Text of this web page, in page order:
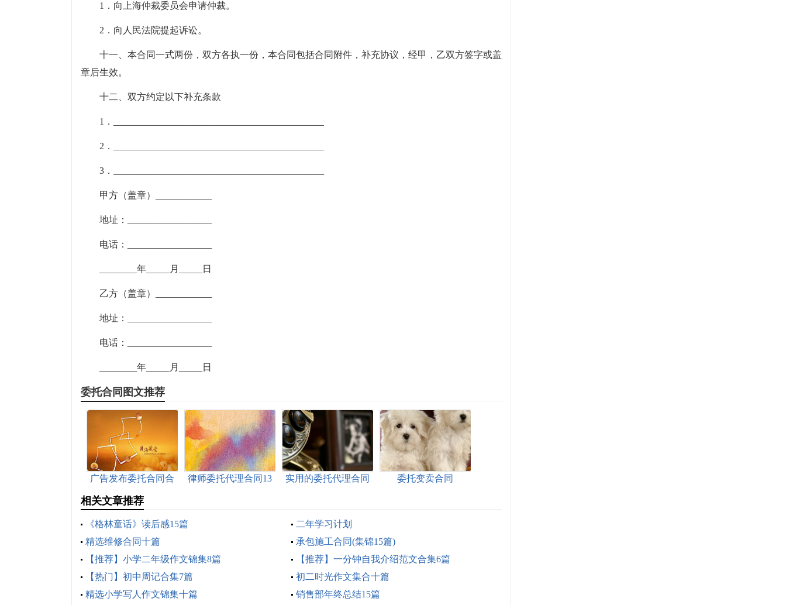
1．向上海仲裁委员会申请仲裁。
2．向人民法院提起诉讼。
十一、本合同一式两份，双方各执一份，本合同包括合同附件，补充协议，经甲，乙双方签字或盖
章后生效。
十二、双方约定以下补充条款
1．_____________________________________________
2．_____________________________________________
3．_____________________________________________
甲方（盖章）____________
地址：__________________
电话：__________________
________年_____月_____日
乙方（盖章）____________
地址：__________________
电话：__________________
________年_____月_____日
委托合同图文推荐
广告发布委托合同合
律师委托代理合同13
实用的委托代理合同
委托变卖合同
相关文章推荐
《格林童话》读后感15篇
二年学习计划
精选维修合同十篇
承包施工合同(集锦15篇)
【推荐】小学二年级作文锦集8篇
【推荐】一分钟自我介绍范文合集6篇
【热门】初中周记合集7篇
初二时光作文集合十篇
精选小学写人作文锦集十篇
销售部年终总结15篇